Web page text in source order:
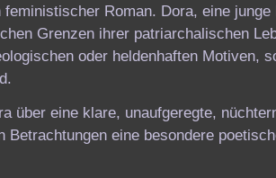
Roman. Dora, eine
Grenzen ihrer patriarchalischen
oder heldenhaften Motiven,
über eine klare, unaufgeregte,
eine besondere